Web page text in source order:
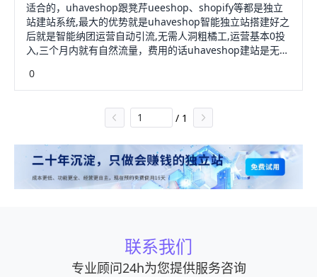
适合的，uhaveshop跟凳芹ueeshop、shopify等都是独立
站建站系统,最大的优势就是uhaveshop智能独立站搭建好之
后就是智能纳团运营自动引流,无需人洞粗橘工,运营基本0投
入,三个月内就有自然流量，费用的话uhaveshop建站是无佣
0
/ 1
联系我们
专业顾问24h为您提供服务咨询